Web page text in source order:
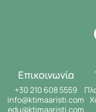
Επικοινωνία
+30 210 608 5559
info@ktimaaristi.com
edu@ktimaaristi.com